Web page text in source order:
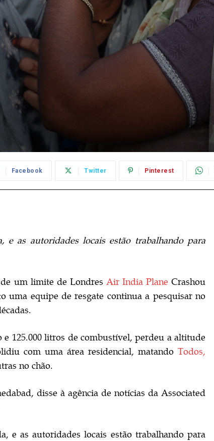
Facebook Twitter Pinterest
as autoridades locais estão trabalhando para
um limite de Londres Air India Plane Crashou
uma equipe de resgate continua a pesquisar no
e 125.000 litros de combustível, perdeu a altitude
com uma área residencial, matando Todos,
no chão.
disse à agência de notícias da Associated
e as autoridades locais estão trabalhando para